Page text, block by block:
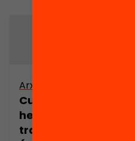
Arxiu
Cultures juvenils,
hegemonia i
transició social